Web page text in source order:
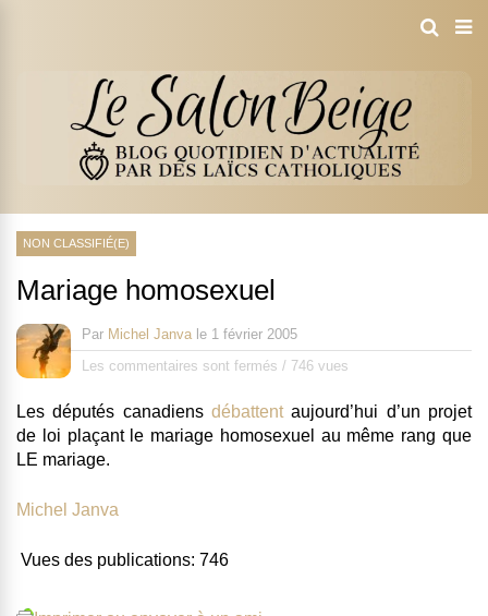
NON CLASSIFIÉ(E)
Mariage homosexuel
Par Michel Janva le 1 février 2005
Les commentaires sont fermés / 746 vues
Les députés canadiens débattentaujourd’hui d’un projet
de loi plaçant le mariage homosexuel au même rang que
LE mariage.
Michel Janva
Vues des publications: 746